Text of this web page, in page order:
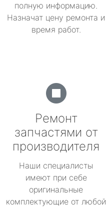
полную информацию.
Назначат цену ремонта и
время работ.
Ремонт
запчастями от
производителя
Наши специалисты
имеют при себе
оригинальные
комплектующие от любой